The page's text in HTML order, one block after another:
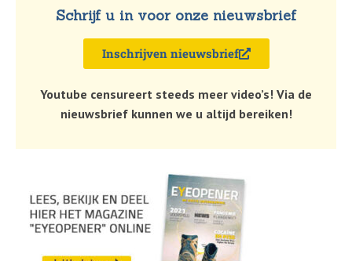
Schrijf u in voor onze nieuwsbrief
Inschrijven nieuwsbrief
Youtube censureert steeds meer video’s! Via de
nieuwsbrief kunnen we u altijd bereiken!